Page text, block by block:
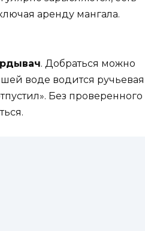
аренду мангала.
. Добраться можно
воде водится ручьевая
Без проверенного